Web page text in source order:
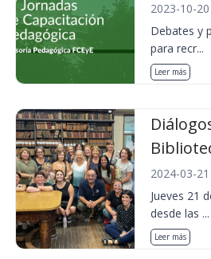
2023-10-
Debates y
para recr...
Leer más
2024-03-
Jueves 21
desde las ...
Leer más